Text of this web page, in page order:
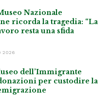
Nazionale
ricorda la tragedia: “La
resta una sfida
2026
dell’Immigrante
per custodire la